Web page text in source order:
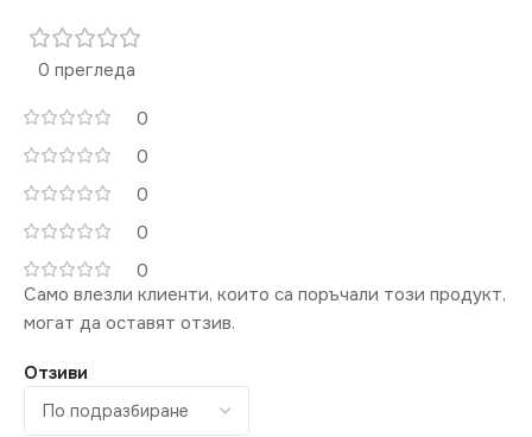
0 прегледа
0
0
0
0
0
Отзиви
Само влезли клиенти, които са поръчали този продукт,
могат да оставят отзив.